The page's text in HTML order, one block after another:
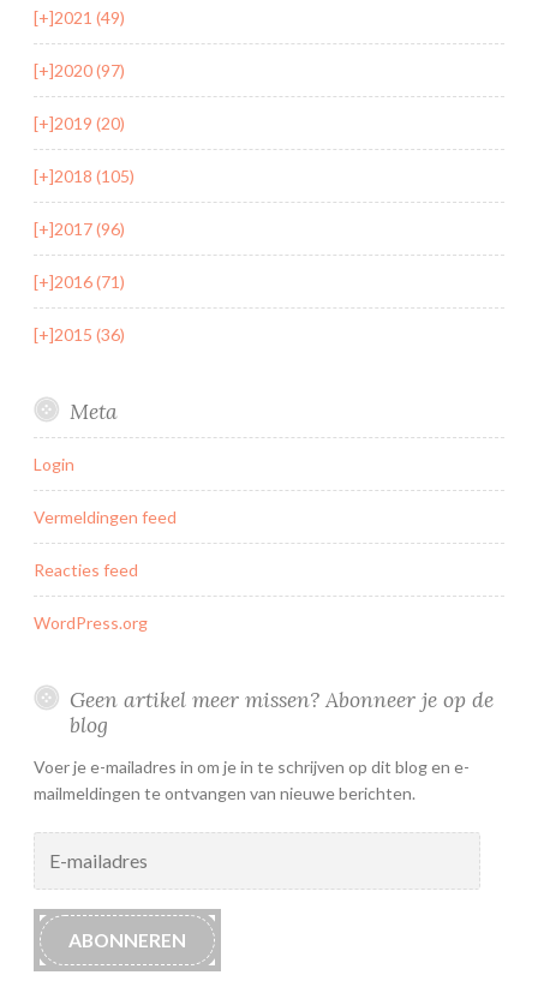
[+]2021 (49)
[+]2020 (97)
[+]2019 (20)
[+]2018 (105)
[+]2017 (96)
[+]2016 (71)
[+]2015 (36)
Meta
Login
Vermeldingen feed
Reacties feed
WordPress.org
Geen artikel meer missen? Abonneer je op de
blog
Voer je e-mailadres in om je in te schrijven op dit blog en e-
mailmeldingen te ontvangen van nieuwe berichten.
mailadres
ABONNEREN